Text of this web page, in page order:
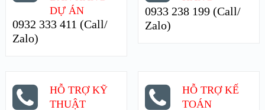
DỰ ÁN
0932 333 411 (Call/
Zalo)
0933 238 199 (Call/
Zalo)
HỖ TRỢ KỸ
THUẬT
HỖ TRỢ KẾ
TOÁN